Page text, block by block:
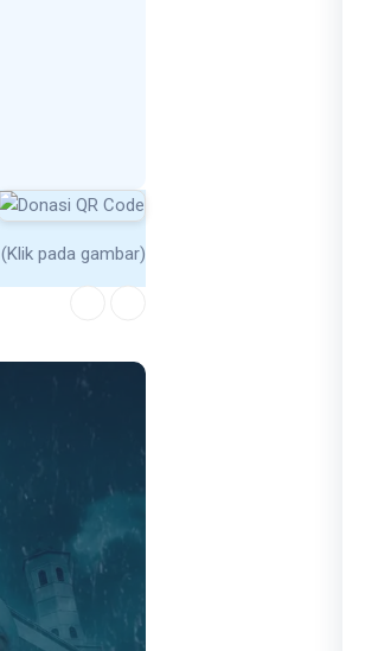
(Klik pada gambar)